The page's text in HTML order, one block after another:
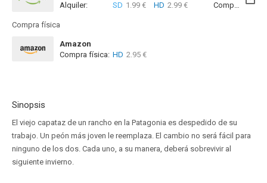
Alquiler:
SD 1.99 € HD 2.99 € Compra: SD
Compra física
Amazon
Compra física: HD 2.95 €
Sinopsis
El viejo capataz de un rancho en la Patagonia es despedido de su
trabajo. Un peón más joven le reemplaza. El cambio no será fácil para
ninguno de los dos. Cada uno, a su manera, deberá sobrevivir al
siguiente invierno.